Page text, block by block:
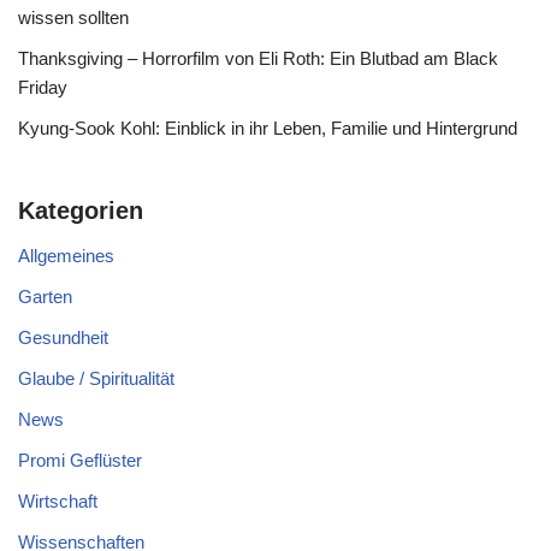
wissen sollten
Thanksgiving – Horrorfilm von Eli Roth: Ein Blutbad am Black
Friday
Kyung-Sook Kohl: Einblick in ihr Leben, Familie und Hintergrund
Kategorien
Allgemeines
Garten
Gesundheit
Glaube / Spiritualität
News
Promi Geflüster
Wirtschaft
Wissenschaften